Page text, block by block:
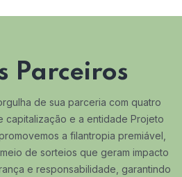
Parceiros
de sua parceria com quatro
capitalização e a entidade Projeto
a filantropia premiável,
de sorteios que geram impacto
e responsabilidade, garantindo